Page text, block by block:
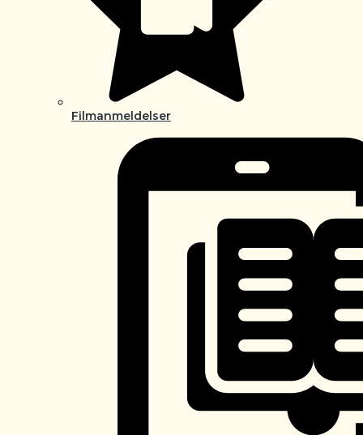
Filmanmeldelser